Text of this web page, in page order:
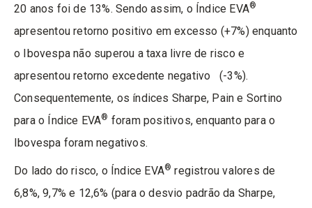
20 anos foi de 13%. Sendo assim, o Índice EVA®
apresentou retorno positivo em excesso (+7%) enquanto
o Ibovespa não superou a taxa livre de risco e
apresentou retorno excedente negativo (-3%).
Consequentemente, os índices Sharpe, Pain e Sortino
para o Índice EVA® foram positivos, enquanto para o
Ibovespa foram negativos.
Do lado do risco, o Índice EVA® registrou valores de
6,8%, 9,7% e 12,6% (para o desvio padrão da Sharpe,